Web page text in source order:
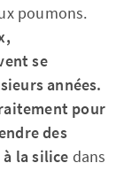
poumons.
se
années.
pour
des
la silice dans